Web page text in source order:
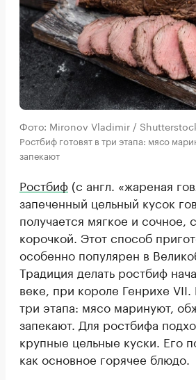
Фото: Mironov Vladimir /
Ростбиф готовят в три этапа: мясо
запекают
Ростбиф (с англ. «жареная
запеченный цельный кусок
получается мягкое и сочное,
корочкой. Этот способ
особенно популярен в
Традиция делать ростбиф
веке, при короле Генрихе VII.
три этапа: мясо маринуют,
запекают. Для ростбифа
крупные цельные куски. Его
как основное горячее блюдо.